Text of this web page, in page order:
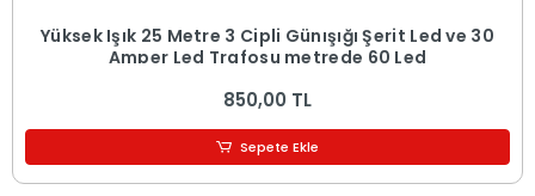
Yüksek Işık 25 Metre 3 Cipli Günışığı Şerit Led ve 30
Amper Led Trafosu metrede 60 Led
850,00 TL
Sepete Ekle